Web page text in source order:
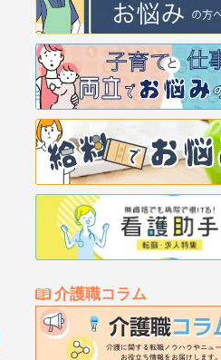
介護職コラム